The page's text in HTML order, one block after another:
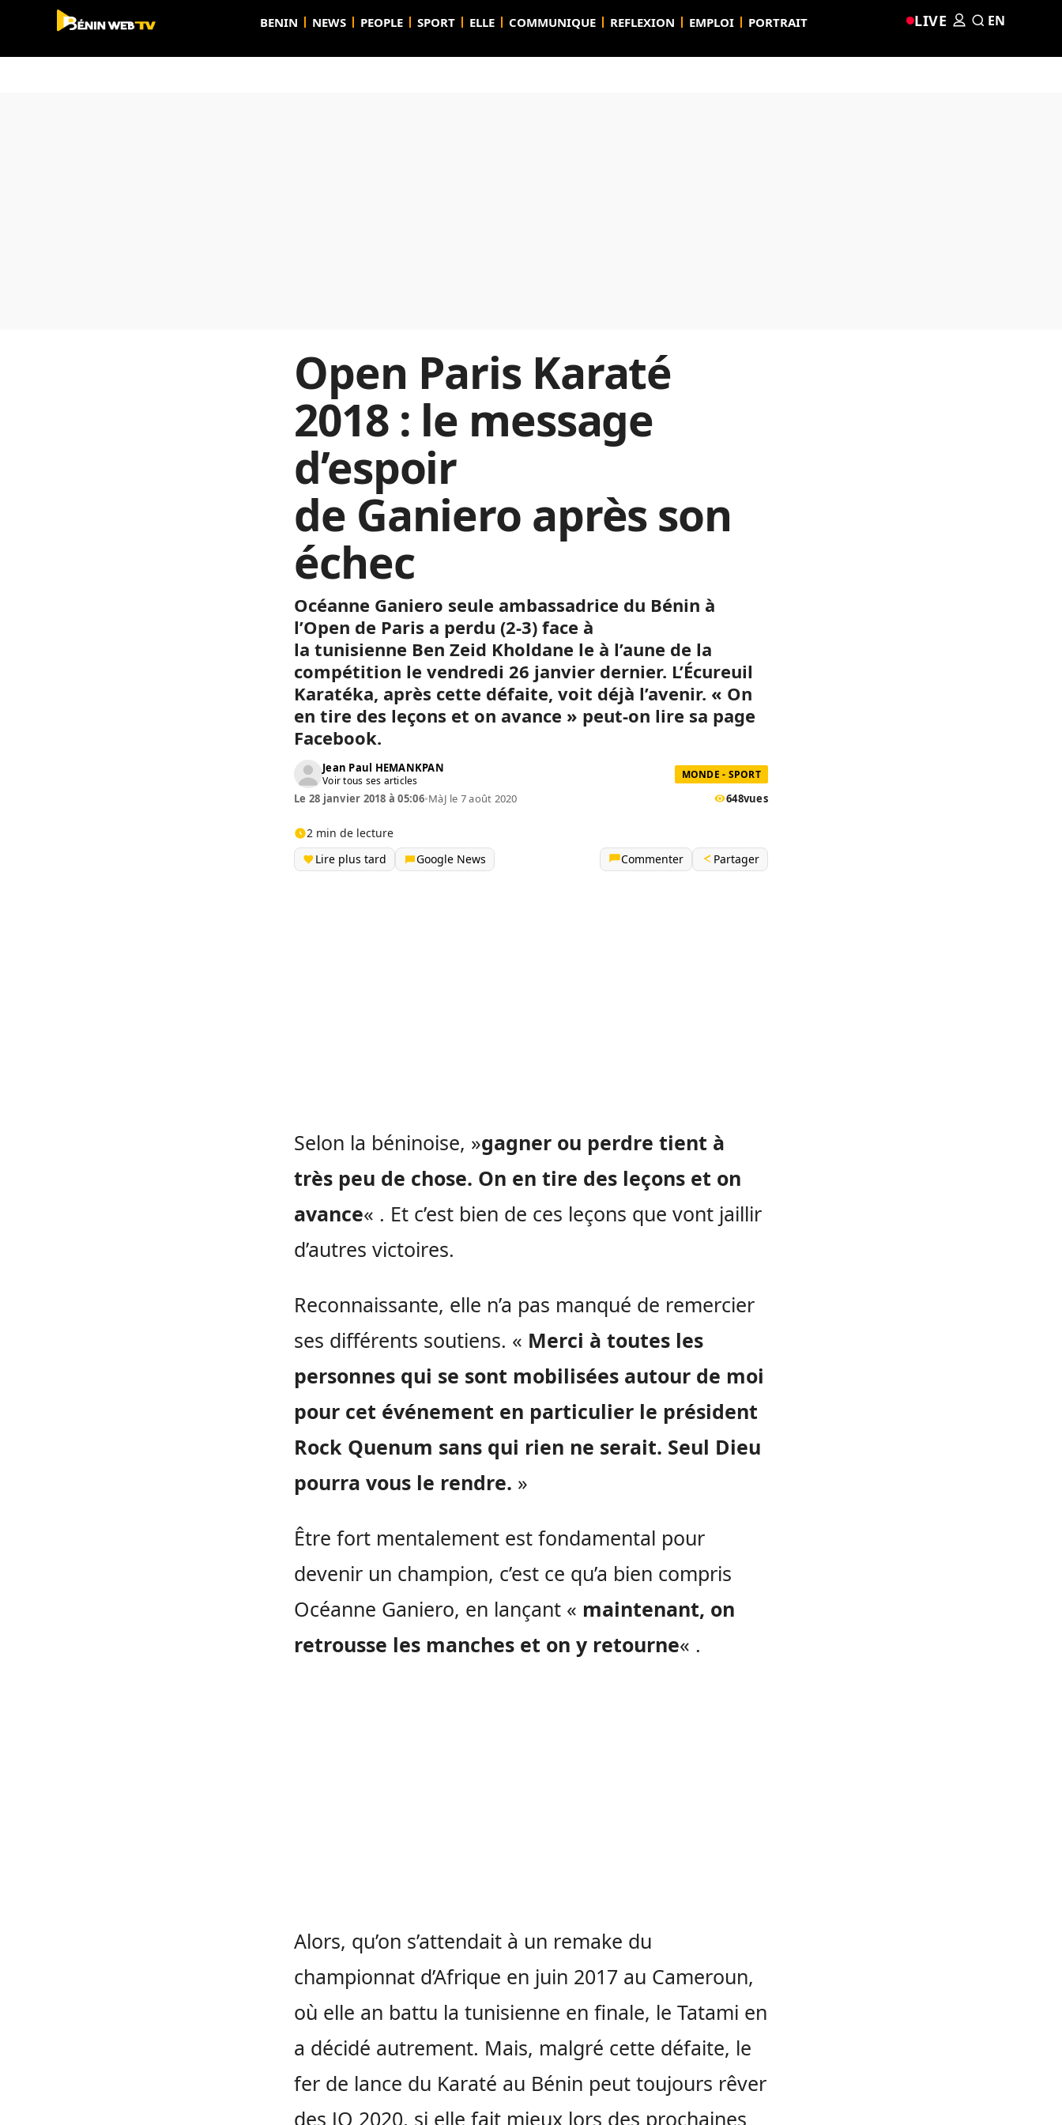
BENIN NEWS PEOPLE SPORT ELLE COMMUNIQUE REFLEXION EMPLOI PORTRAIT LIVE EN
Open Paris Karaté
2018 : le message
d’espoir
de Ganiero après son
échec
Océanne Ganiero seule ambassadrice du Bénin à
l’Open de Paris a perdu (2-3) face à
la tunisienne Ben Zeid Kholdane le à l’aune de la
compétition le vendredi 26 janvier dernier. L’Écureuil
Karatéka, après cette défaite, voit déjà l’avenir. « On
en tire des leçons et on avance » peut-on lire sa page
Facebook.
Jean Paul HEMANKPAN
Voir tous ses articles MONDE - SPORT
Le 28 janvier 2018 à 05:06•MàJ le 7 août 2020 648vues
2 min de lecture
Lire plus tard
Google News Commenter Partager
Selon la béninoise, »gagner ou perdre tient à
très peu de chose. On en tire des leçons et on
avance« . Et c’est bien de ces leçons que vont jaillir
d’autres victoires.
Reconnaissante, elle n’a pas manqué de remercier
ses différents soutiens. « Merci à toutes les
personnes qui se sont mobilisées autour de moi
pour cet événement en particulier le président
Rock Quenum sans qui rien ne serait. Seul Dieu
pourra vous le rendre. »
Être fort mentalement est fondamental pour
devenir un champion, c’est ce qu’a bien compris
Océanne Ganiero, en lançant « maintenant, on
retrousse les manches et on y retourne« .
Alors, qu’on s’attendait à un remake du
championnat d’Afrique en juin 2017 au Cameroun,
où elle an battu la tunisienne en finale, le Tatami en
a décidé autrement. Mais, malgré cette défaite, le
fer de lance du Karaté au Bénin peut toujours rêver
des JO 2020, si elle fait mieux lors des prochaines